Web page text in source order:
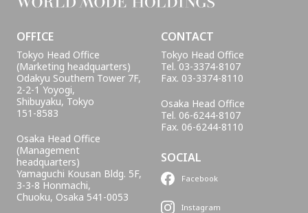
OFFICE
Tokyo Head Office
(Marketing headquarters)
Odakyu Southern Tower 7F,
2-2-1 Yoyogi,
Shibuyaku, Tokyo
151-8583
Osaka Head Office
(Management
headquarters)
Yamaguchi Kousan Bldg. 5F,
3-3-8 Honmachi,
Chuoku, Osaka 541-0053
CONTACT
Tokyo Head Office
Tel. 03-3374-8107
Fax. 03-3374-8110
Osaka Head Office
Tel. 06-6244-8107
Fax. 06-6244-8110
SOCIAL
Facebook
Instagram